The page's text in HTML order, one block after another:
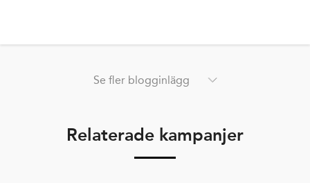
Se fler blogginlägg
Relaterade kampanjer